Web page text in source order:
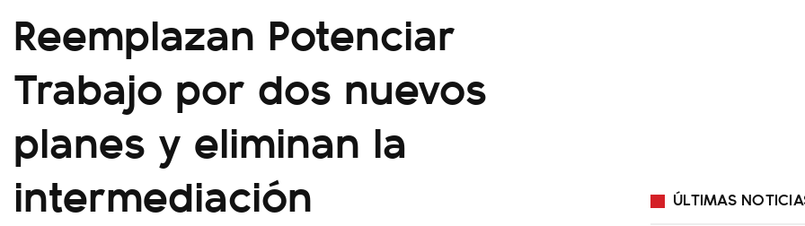
Reemplazan Potenciar
Trabajo por dos nuevos
planes y eliminan la
intermediación
ÚLTIMAS